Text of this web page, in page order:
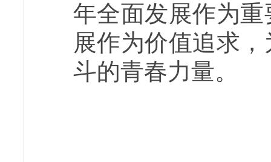
年全面发展作为
展作为价值追求
斗的青春力量。